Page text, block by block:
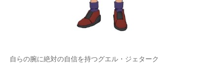
自らの腕に絶対の自信を持つグエル・ジェターク